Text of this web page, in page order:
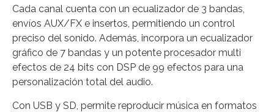
Cada canal cuenta con un ecualizador de 3 bandas,
envíos AUX/FX e insertos, permitiendo un control
preciso del sonido. Además, incorpora un ecualizador
gráfico de 7 bandas y un potente procesador multi
efectos de 24 bits con DSP de 99 efectos para una
personalización total del audio.
Con USB y SD, permite reproducir música en formatos